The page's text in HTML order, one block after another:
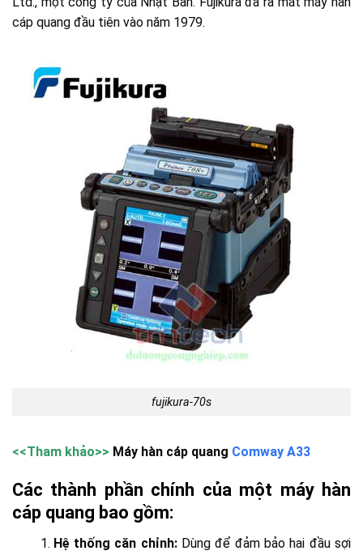
cáp quang đầu tiên vào năm 1979.
fujikura-70s
<<Tham khảo>> Máy hàn cáp quang Comway A33
Các thành phần chính của một máy hàn
cáp quang bao gồm:
Hệ thống căn chỉnh:Dùng để đảm bảo hai đầu sợi